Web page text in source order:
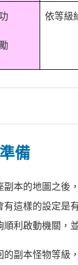
依等級
備
副本的地圖之後
有這樣的設定是
順利啟動機關，
的副本怪物等級